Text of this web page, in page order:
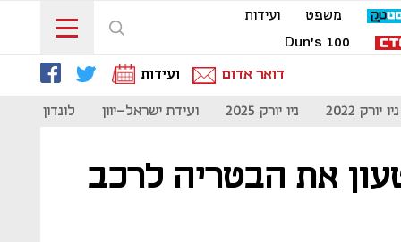
משפט
ועידות
Dun's 100
דואר אדום
ועידות
ניו יורק 2022 ניו יורק 2025 ועידת ישראל-יוון לונדון 2023
את הבטריה לרכב